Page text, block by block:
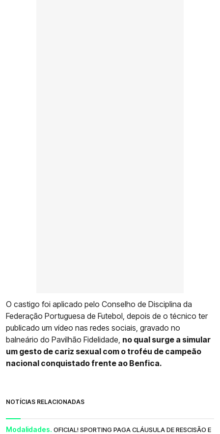
O castigo foi aplicado pelo Conselho de Disciplina da
Federação Portuguesa de Futebol, depois de o técnico ter
publicado um vídeo nas redes sociais, gravado no
balneário do Pavilhão Fidelidade, no qual surge a simular
um gesto de cariz sexual com o troféu de campeão
nacional conquistado frente ao Benfica.
NOTÍCIAS RELACIONADAS
Modalidades. OFICIAL! SPORTING PAGA CLÁUSULA DE RESCISÃO E